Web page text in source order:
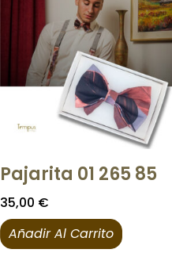
Pajarita 01 265 85
35,00 €
Añadir Al Carrito